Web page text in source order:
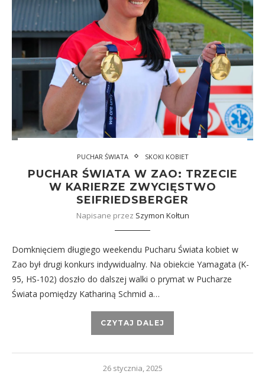
PUCHAR ŚWIATA SKOKI KOBIET
PUCHAR ŚWIATA W ZAO: TRZECIE
W KARIERZE ZWYCIĘSTWO
SEIFRIEDSBERGER
Napisane przez Szymon Kołtun
Domknięciem długiego weekendu Pucharu Świata kobiet w
Zao był drugi konkurs indywidualny. Na obiekcie Yamagata (K-
95, HS-102) doszło do dalszej walki o prymat w Pucharze
Świata pomiędzy Kathariną Schmid a…
CZYTAJ DALEJ
26 stycznia, 2025